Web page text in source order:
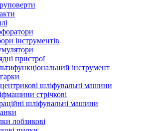
інструментів
пристрої
інструмент
шліфувальні машини
стрічкові
шліфувальні машини
лобзикові